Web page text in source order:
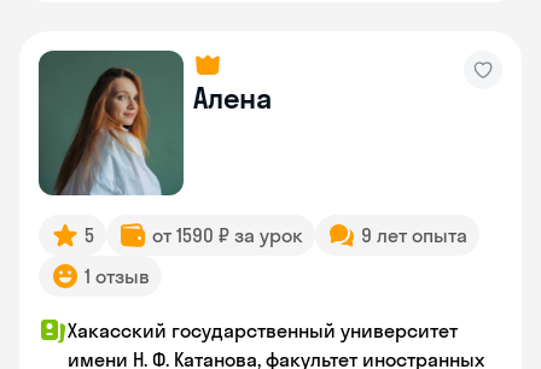
Алена
5 от 1590 ₽ за урок
9 лет опыта
1 отзыв
Хакасский государственный университет
имени Н. Ф. Катанова, факультет иностранных